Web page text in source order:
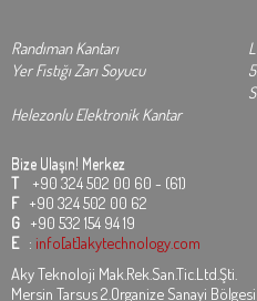
Randıman Kantarı
Yer Fıstığı Zarı Soyucu
Helezonlu Elektronik Kantar
Bize Ulaşın! Merkez
T +90 324 502 00 60 - (61)
F +90 324 502 00 62
G +90 532 154 94 19
E : info[at]akytechnology.com
Aky Teknoloji Mak.Rek.San.Tic.Ltd.Şti.
Mersin Tarsus 2.Organize Sanayi